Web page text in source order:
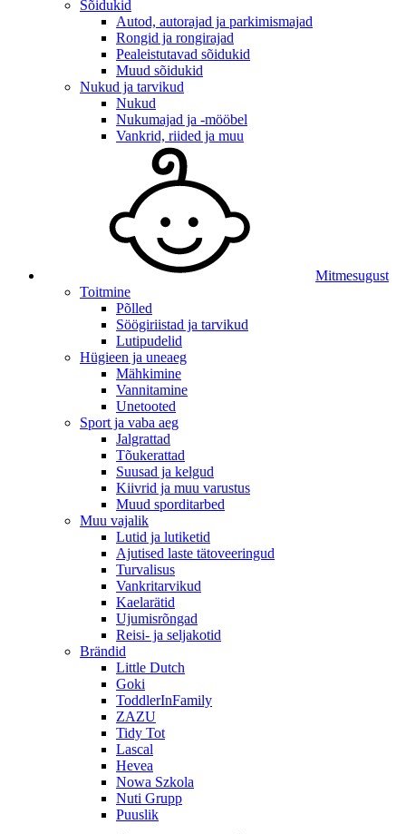
Sõidukid
Autod, autorajad ja parkimismajad
Rongid ja rongirajad
Pealeistutavad sõidukid
Muud sõidukid
Nukud ja tarvikud
Nukud
Nukumajad ja -mööbel
Vankrid, riided ja muu
Mitmesugust
Toitmine
Põlled
Söögiriistad ja tarvikud
Lutipudelid
Hügieen ja uneaeg
Mähkimine
Vannitamine
Unetooted
Sport ja vaba aeg
Jalgrattad
Tõukerattad
Suusad ja kelgud
Kiivrid ja muu varustus
Muud sporditarbed
Muu vajalik
Lutid ja lutiketid
Ajutised laste tätoveeringud
Turvalisus
Vankritarvikud
Kaelarätid
Ujumisrõngad
Reisi- ja seljakotid
Brändid
Little Dutch
Goki
ToddlerInFamily
ZAZU
Tidy Tot
Lascal
Hevea
Nowa Szkola
Nuti Grupp
Puuslik